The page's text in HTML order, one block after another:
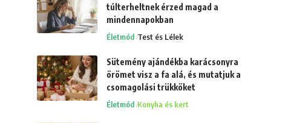
túlterheltnek érzed magad a
mindennapokban
Életmód Test és Lélek
Sütemény ajándékba karácsonyra
örömet visz a fa alá, és mutatjuk a
csomagolási trükköket
Életmód Konyha és kert